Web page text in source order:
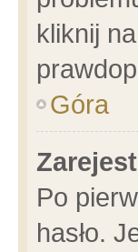
kliknij
Góra
Po
hasło.